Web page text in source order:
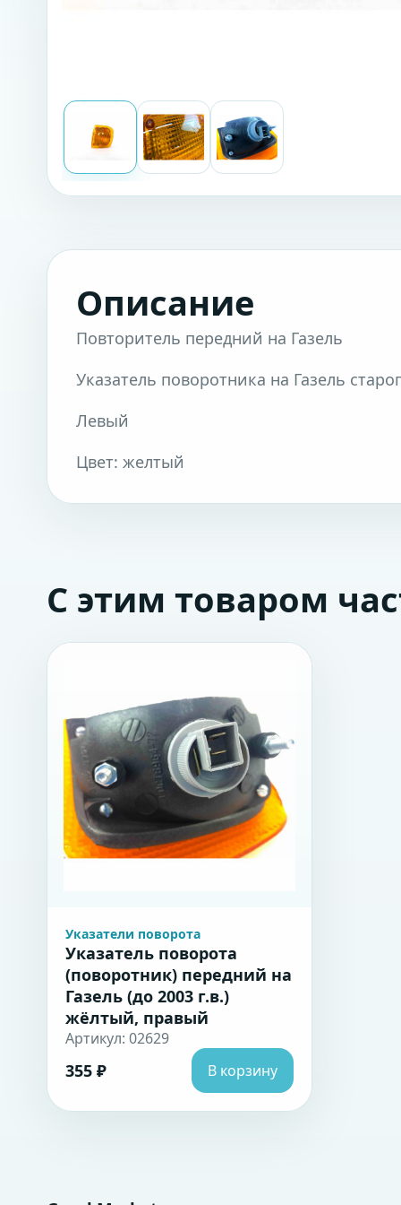
Описание
Повторитель передний на Газель
Указатель поворотника на Газель
Левый
Цвет: желтый
С этим товаром
Указатели поворота
Указатель поворота
(поворотник) передний на
Газель (до 2003 г.в.)
жёлтый, правый
Артикул: 02629
355 ₽ В корзину